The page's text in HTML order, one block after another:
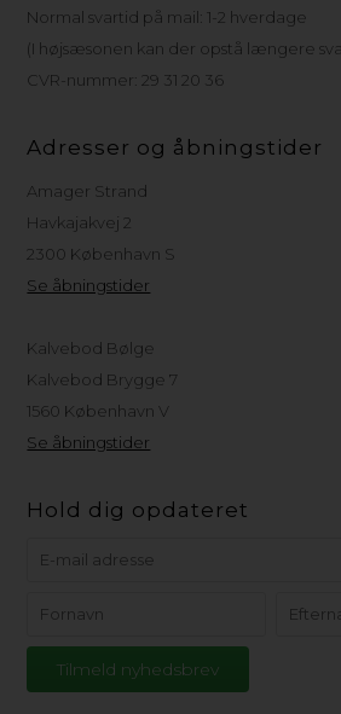
Normal svartid på mail: 1-2 hverdage
(I højsæsonen kan der opstå længere
CVR-nummer: 29 31 20 36
Adresser og åbningstider
Amager Strand
Havkajakvej 2
2300 København S
Se åbningstider
Kalvebod Bølge
Kalvebod Brygge 7
1560 København V
Se åbningstider
Hold dig opdateret